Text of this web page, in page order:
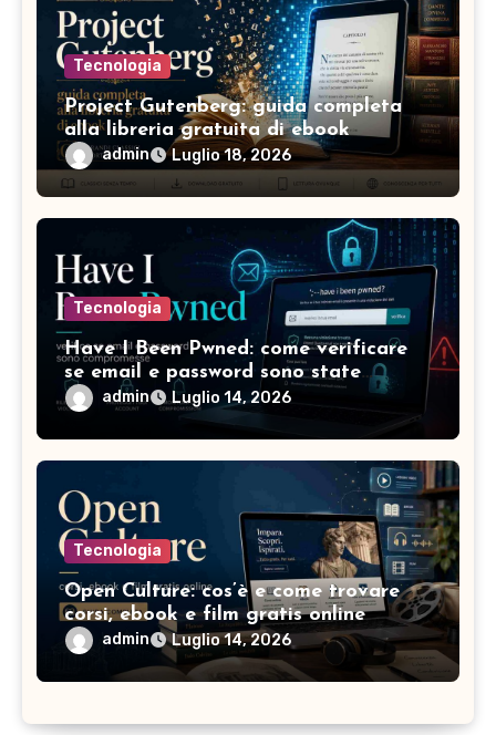
Tecnologia
Project Gutenberg: guida completa
alla libreria gratuita di ebook
admin Luglio 18, 2026
Tecnologia
Have I Been Pwned: come verificare
se email e password sono state
compromesse
admin Luglio 14, 2026
Tecnologia
Open Culture: cos’è e come trovare
corsi, ebook e film gratis online
admin Luglio 14, 2026